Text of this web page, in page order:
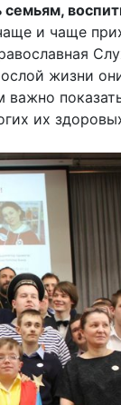
семьям,
и чаще
жизни
их